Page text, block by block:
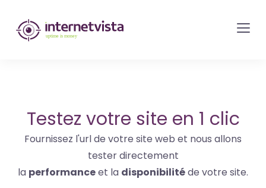
internetvista
monitoring
site
web
et
de
Testez votre site en 1 clic
Fournissez l'url de votre site web et nous allons
tester directement
la performanceet la disponibilitéde votre site.